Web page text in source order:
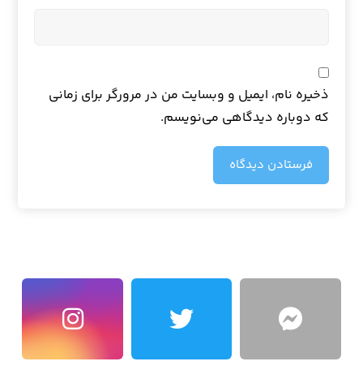
ذخیره نام، ایمیل و وبسایت من در مرورگر برای زمانی
که دوباره دیدگاهی می‌نویسم.
فرستادن دیدگاه